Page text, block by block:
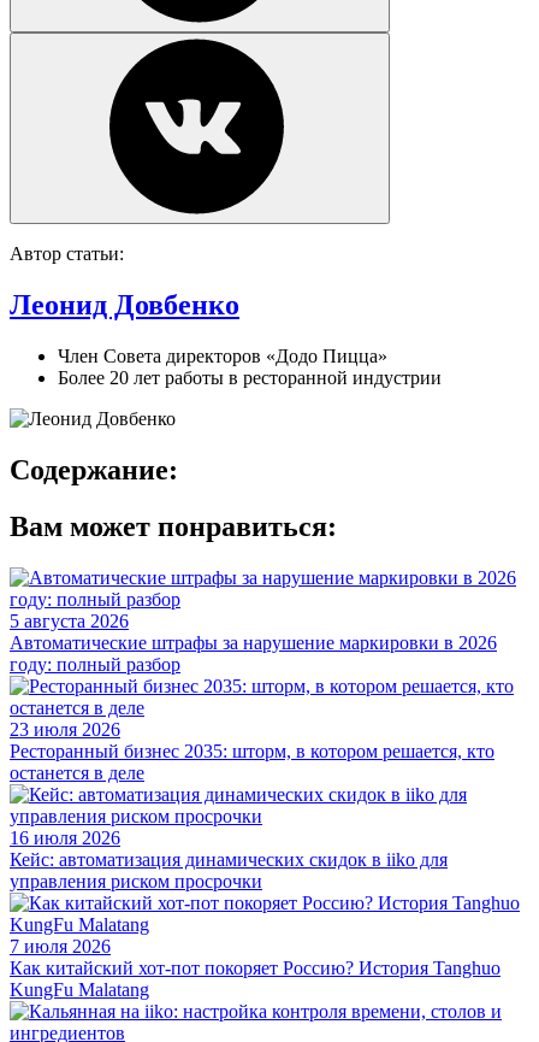
Автор статьи:
Леонид Довбенко
Член Совета директоров «Додо Пицца»
Более 20 лет работы в ресторанной индустрии
Содержание:
Вам может понравиться:
5 августа 2026
Автоматические штрафы за нарушение маркировки в 2026
году: полный разбор
23 июля 2026
Ресторанный бизнес 2035: шторм, в котором решается, кто
останется в деле
16 июля 2026
Кейс: автоматизация динамических скидок в iiko для
управления риском просрочки
7 июля 2026
Как китайский хот-пот покоряет Россию? История Tanghuo
KungFu Malatang